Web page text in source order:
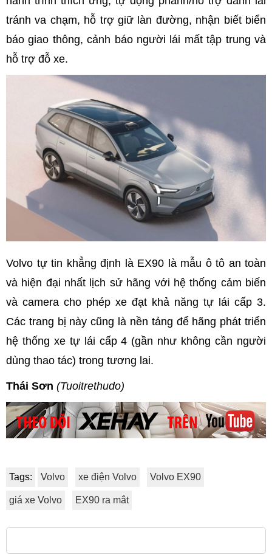
tránh va chạm, hỗ trợ giữ làn đường, nhận biết biển
báo giao thông, cảnh báo người lái mất tập trung và
hỗ trợ đỗ xe.
Volvo tự tin khẳng định là EX90 là mẫu ô tô an toàn
và hiện đại nhất lịch sử hãng với hệ thống cảm biến
và camera cho phép xe đạt khả năng tự lái cấp 3.
Các trang bị này cũng là nền tảng để hãng phát triển
hệ thống xe tự lái cấp 4 (gần như không cần người
dùng thao tác) trong tương lai.
Thái Sơn (Tuoitrethudo)
Tags: Volvo xe điện Volvo Volvo EX90
giá xe Volvo EX90 ra mắt